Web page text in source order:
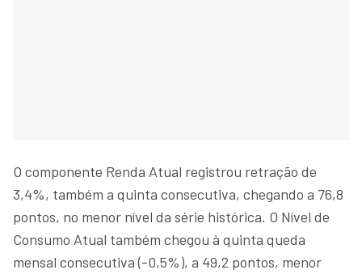
O componente Renda Atual registrou retração de
3,4%, também a quinta consecutiva, chegando a 76,8
pontos, no menor nível da série histórica. O Nível de
Consumo Atual também chegou à quinta queda
mensal consecutiva (-0,5%), a 49,2 pontos, menor